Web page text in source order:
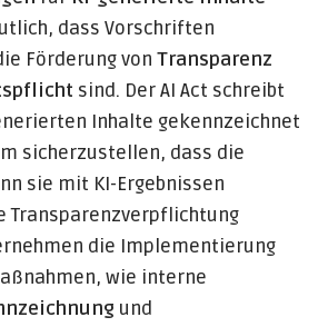
dass Vorschriften
Förderung von Transparenz
sind. Der AI Act schreibt
Inhalte gekennzeichnet
sicherzustellen, dass die
sie mit KI-Ergebnissen
Transparenzverpflichtung
die Implementierung
wie interne
und